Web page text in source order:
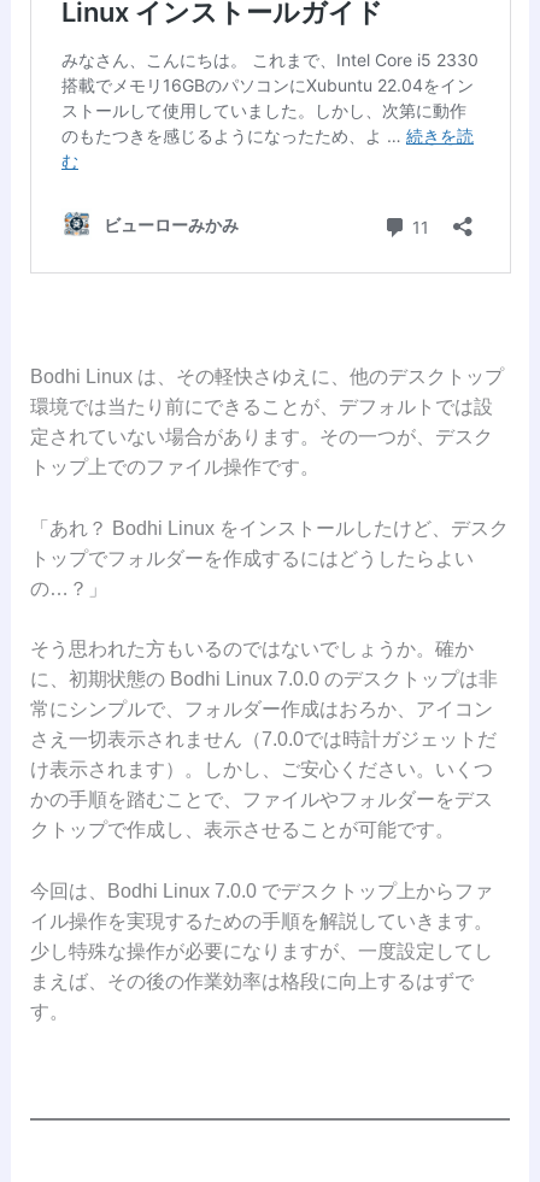
Bodhi Linux は、その軽快さゆえに、他のデスクトップ
環境では当たり前にできることが、デフォルトでは設
定されていない場合があります。その一つが、デスク
トップ上でのファイル操作です。
「あれ？ Bodhi Linux をインストールしたけど、デスク
トップでフォルダーを作成するにはどうしたらよい
の…？」
そう思われた方もいるのではないでしょうか。確か
に、初期状態の Bodhi Linux 7.0.0 のデスクトップは非
常にシンプルで、フォルダー作成はおろか、アイコン
さえ一切表示されません（7.0.0では時計ガジェットだ
け表示されます）。しかし、ご安心ください。いくつ
かの手順を踏むことで、ファイルやフォルダーをデス
クトップで作成し、表示させることが可能です。
今回は、Bodhi Linux 7.0.0 でデスクトップ上からファ
イル操作を実現するための手順を解説していきます。
少し特殊な操作が必要になりますが、一度設定してし
まえば、その後の作業効率は格段に向上するはずで
す。